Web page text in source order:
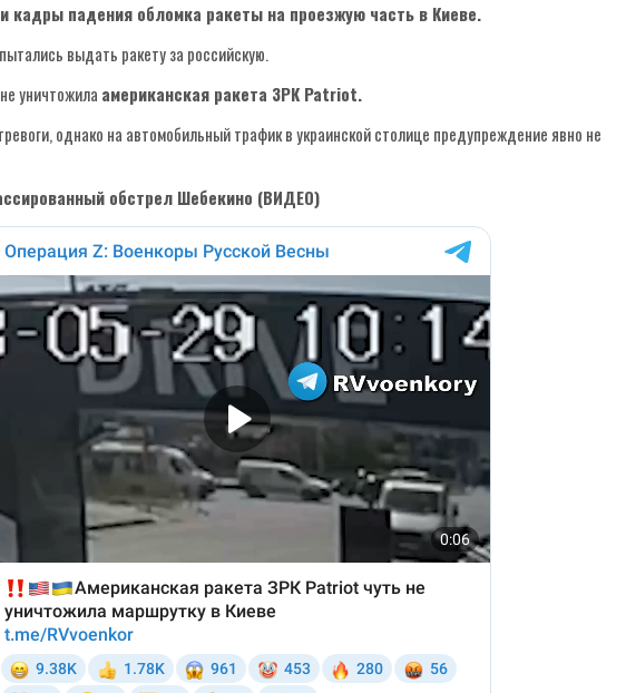
кадры падения обломка ракеты на проезжую часть в Киеве.
выдать ракету за российскую.
уничтожила американская ракета ЗРК Patriot.
однако на автомобильный трафик в украинской столице предупреждение явно не
обстрел Шебекино (ВИДЕО)